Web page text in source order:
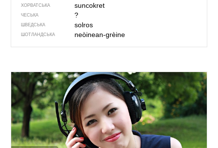
ХОРВАТСЬКА suncokret
ЧЕСЬКА ?
ШВЕДСЬКА solros
ШОТЛАНДСЬКА neòinean-grèine